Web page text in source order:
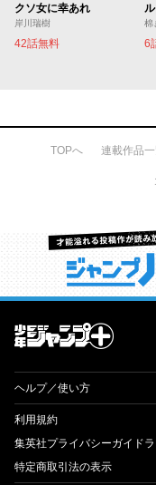
クソ女に幸あれ
岸川瑞樹
42話無料
棉
6
TOPへ 連載作品
才能溢れる投稿
ヘルプ／使い方
利用規約
集英社プライバシーガイド
特定商取引法の表示